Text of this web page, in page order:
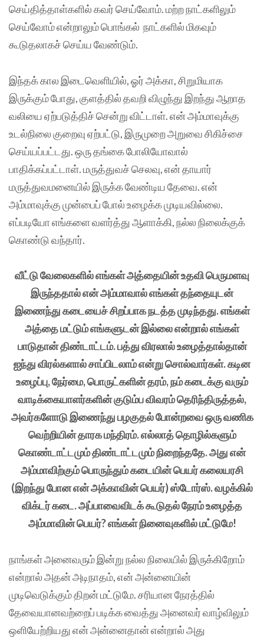
செய்தித்தாள்களில் கவர் செய்வோம். மற்ற நாட்களிலும்
செய்வோம் என்றாலும் பொங்கல் நாட்களில் மிகவும்
கூடுதலாகச் செய்ய வேண்டும்.
இந்தக் கால இடைவெளியில், ஓர் அக்கா, சிறுமியாக
இருக்கும் போது, குளத்தில் தவறி விழுந்து இறந்து ஆறாத
வலியை ஏற்படுத்திச் சென்று விட்டாள். என் அம்மாவுக்கு
உடல்நிலை குறைவு ஏற்பட்டு, இருமுறை அறுவை சிகிச்சை
செய்யப்பட்டது. ஒரு தங்கை போலியோவால்
பாதிக்கப்பட்டாள். மருத்துவச் செலவு, என் தாயார்
மருத்துவமனையில் இருக்க வேண்டிய தேவை. என்
அம்மாவுக்கு முன்பைப் போல் உழைக்க முடியவில்லை.
எப்படியோ எங்களை வளர்த்து ஆளாக்கி, நல்ல நிலைக்குக்
கொண்டு வந்தார்.
வீட்டு வேலைகளில் எங்கள் அத்தையின் உதவி பெருமளவு
இருந்ததால் என் அம்மாவால் எங்கள் தந்தையுடன்
இணைந்து கடையைச் சிறப்பாக நடத்த முடிந்தது. எங்கள்
அத்தை மட்டும் எங்களுடன் இல்லை என்றால் எங்கள்
பாடுதான் திண்டாட்டம். பத்து விரலால் உழைத்தால்தான்
ஐந்து விரல்களால் சாப்பிடலாம் என்று சொல்வார்கள். கடின
உழைப்பு, நேர்மை, பொருட்களின் தரம், நம் கடைக்கு வரும்
வாடிக்கையாளர்களின் குடும்ப விவரம் தெரிந்திருத்தல்,
அவர்களோடு இணைந்து பழகுதல் போன்றவை ஒரு வணிக
வெற்றியின் தாரக மந்திரம். எல்லாத் தொழில்களும்
கொண்டாட்டமும் திண்டாட்டமும் நிறைந்ததே. அது என்
அம்மாவிற்கும் பொருந்தும் கடையின் பெயர் கலையரசி
(இறந்து போன என் அக்காவின் பெயர்) ஸ்டோர்ஸ். வழக்கில்
விக்டர் கடை. அப்பாவைவிடக் கூடுதல் நேரம் உழைத்த
அம்மாவின் பெயர்? எங்கள் நினைவுகளில் மட்டுமே!
நாங்கள் அனைவரும் இன்று நல்ல நிலையில் இருக்கிறோம்
என்றால் அதன் அடிநாதம், என் அன்னையின்
முடிவெடுக்கும் திறன் மட்டுமே. சரியான நேரத்தில்
தேவையானவற்றைப் படிக்க வைத்து அனைவர் வாழ்விலும்
ஒளியேற்றியது என் அன்னைதான் என்றால் அது